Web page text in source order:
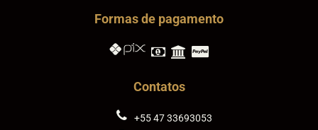
Formas de pagamento
Contatos
+55 47 33693053